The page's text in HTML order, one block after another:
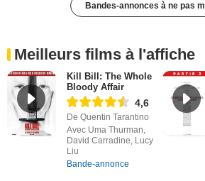
Bandes-annonces à ne pas
Meilleurs films à l'affiche
Kill Bill: The Whole
Bloody Affair
4,6
De Quentin Tarantino
Avec Uma Thurman,
David Carradine, Lucy
Liu
Bande-annonce